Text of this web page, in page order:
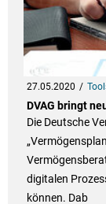
27.05.2020
DVAG bringt
Die Deutsche
digitalen
können. Dab